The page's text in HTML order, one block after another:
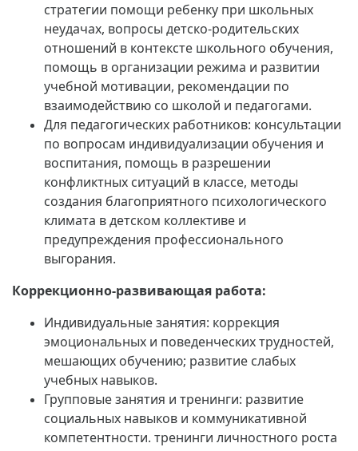
стратегии помощи ребенку при школьных
неудачах, вопросы детско-родительских
отношений в контексте школьного обучения,
помощь в организации режима и развитии
учебной мотивации, рекомендации по
взаимодействию со школой и педагогами.
Для педагогических работников: консультации
по вопросам индивидуализации обучения и
воспитания, помощь в разрешении
конфликтных ситуаций в классе, методы
создания благоприятного психологического
климата в детском коллективе и
предупреждения профессионального
выгорания.
Коррекционно-развивающая работа:
Индивидуальные занятия: коррекция
эмоциональных и поведенческих трудностей,
мешающих обучению; развитие слабых
учебных навыков.
Групповые занятия и тренинги: развитие
социальных навыков и коммуникативной
компетентности. тренинги личностного роста